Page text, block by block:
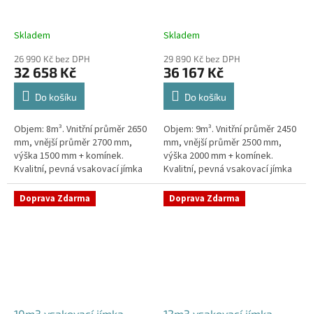
Skladem
26 990 Kč bez DPH
32 658 Kč
Do košíku
Objem: 8m³. Vnitřní průměr 2650
mm, vnější průměr 2700 mm,
výška 1500 mm + komínek.
Kvalitní, pevná vsakovací jímka
(nádrž) bez potřeby
obetonování Průměr přítoku a
odtoku +...
Skladem
29 890 Kč bez DPH
36 167 Kč
Do košíku
Objem: 9m³. Vnitřní průměr 2450
mm, vnější průměr 2500 mm,
výška 2000 mm + komínek.
Kvalitní, pevná vsakovací jímka
(nádrž) bez potřeby
obetonování Průměr přítoku a
odtoku +...
Doprava Zdarma Doprava Zdarma